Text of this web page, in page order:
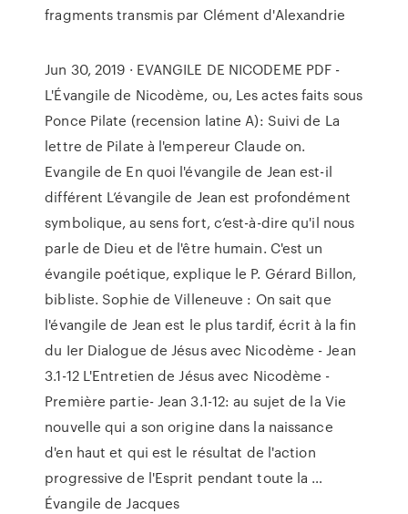
fragments transmis par Clément d'Alexandrie
Jun 30, 2019 · EVANGILE DE NICODEME PDF -
L'Évangile de Nicodème, ou, Les actes faits sous
Ponce Pilate (recension latine A): Suivi de La
lettre de Pilate à l'empereur Claude on.
Evangile de En quoi l'évangile de Jean est-il
différent L’évangile de Jean est profondément
symbolique, au sens fort, c’est-à-dire qu'il nous
parle de Dieu et de l'être humain. C'est un
évangile poétique, explique le P. Gérard Billon,
bibliste. Sophie de Villeneuve : On sait que
l'évangile de Jean est le plus tardif, écrit à la fin
du Ier Dialogue de Jésus avec Nicodème - Jean
3.1-12 L'Entretien de Jésus avec Nicodème -
Première partie- Jean 3.1-12: au sujet de la Vie
nouvelle qui a son origine dans la naissance
d'en haut et qui est le résultat de l'action
progressive de l'Esprit pendant toute la …
Évangile de Jacques